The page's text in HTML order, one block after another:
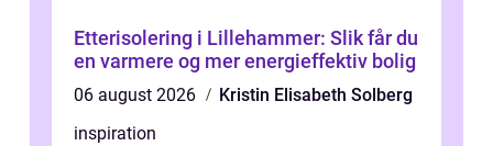
Etterisolering i Lillehammer: Slik får du
en varmere og mer energieffektiv bolig
06 august 2026
Kristin Elisabeth Solberg
inspiration